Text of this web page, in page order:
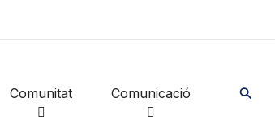
Comunitat Comunicació Cerca